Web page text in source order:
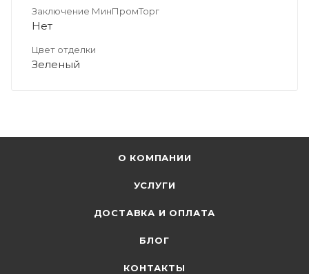
Заключение МинПромТорг
Нет
Цвет отделки
Зеленый
О КОМПАНИИ
УСЛУГИ
ДОСТАВКА И ОПЛАТА
БЛОГ
КОНТАКТЫ